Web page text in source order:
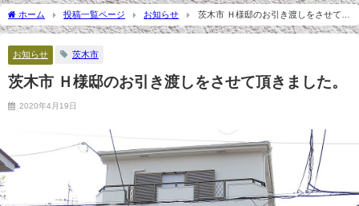
ホーム 投稿一覧ページ お知らせ
茨木市 Ｈ様邸のお引き渡しをさせて頂
きました。
お知らせ 茨木市
茨木市 Ｈ様邸のお引き渡しをさせて頂きました。
2020年4月19日